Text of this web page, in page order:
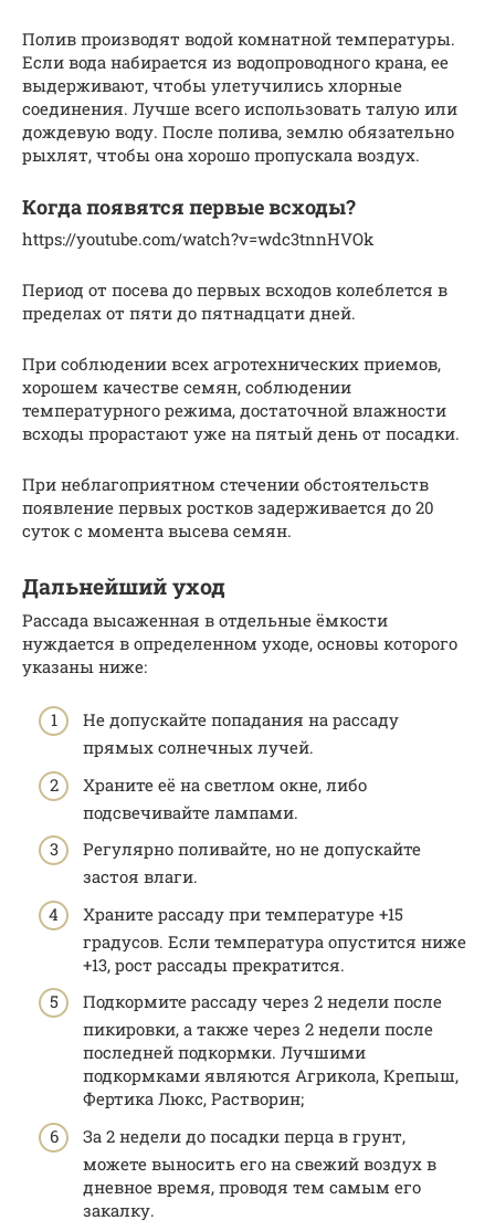
Полив производят водой комнатной температуры.
Если вода набирается из водопроводного крана, ее
выдерживают, чтобы улетучились хлорные
соединения. Лучше всего использовать талую или
дождевую воду. После полива, землю обязательно
рыхлят, чтобы она хорошо пропускала воздух.
Когда появятся первые всходы?
https://youtube.com/watch?v=wdc3tnnHVOk
Период от посева до первых всходов колеблется в
пределах от пяти до пятнадцати дней.
При соблюдении всех агротехнических приемов,
хорошем качестве семян, соблюдении
температурного режима, достаточной влажности
всходы прорастают уже на пятый день от посадки.
При неблагоприятном стечении обстоятельств
появление первых ростков задерживается до 20
суток с момента высева семян.
Дальнейший уход
Рассада высаженная в отдельные ёмкости
нуждается в определенном уходе, основы которого
указаны ниже:
Не допускайте попадания на рассаду
прямых солнечных лучей.
Храните её на светлом окне, либо
подсвечивайте лампами.
Регулярно поливайте, но не допускайте
застоя влаги.
Храните рассаду при температуре +15
градусов. Если температура опустится ниже
+13, рост рассады прекратится.
Подкормите рассаду через 2 недели после
пикировки, а также через 2 недели после
последней подкормки. Лучшими
подкормками являются Агрикола, Крепыш,
Фертика Люкс, Растворин;
За 2 недели до посадки перца в грунт,
можете выносить его на свежий воздух в
дневное время, проводя тем самым его
закалку.